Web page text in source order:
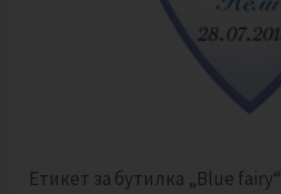
Етикет за бутилка „Blue fairy“